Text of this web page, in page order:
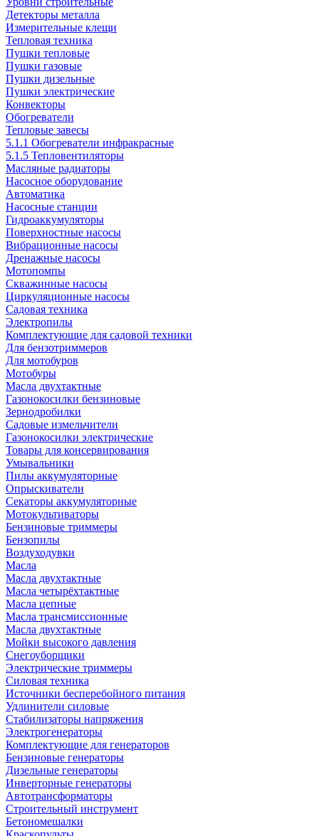
Детекторы металла
Измерительные клещи
Тепловая техника
Пушки тепловые
Пушки газовые
Пушки дизельные
Пушки электрические
Конвекторы
Обогреватели
Тепловые завесы
5.1.1 Обогреватели инфракрасные
5.1.5 Тепловентиляторы
Масляные радиаторы
Насосное оборудование
Автоматика
Насосные станции
Гидроаккумуляторы
Поверхностные насосы
Вибрационные насосы
Дренажные насосы
Мотопомпы
Скважинные насосы
Циркуляционные насосы
Садовая техника
Электропилы
Комплектующие для садовой техники
Для бензотриммеров
Для мотобуров
Мотобуры
Масла двухтактные
Газонокосилки бензиновые
Зернодробилки
Садовые измельчители
Газонокосилки электрические
Товары для консервирования
Умывальники
Пилы аккумуляторные
Опрыскиватели
Секаторы аккумуляторные
Мотокультиваторы
Бензиновые триммеры
Бензопилы
Воздуходувки
Масла
Масла двухтактные
Масла четырёхтактные
Масла цепные
Масла трансмиссионные
Масла двухтактные
Мойки высокого давления
Снегоуборщики
Электрические триммеры
Силовая техника
Источники бесперебойного питания
Удлинители силовые
Стабилизаторы напряжения
Электрогенераторы
Комплектующие для генераторов
Бензиновые генераторы
Дизельные генераторы
Инверторные генераторы
Автотрансформаторы
Строительный инструмент
Бетономешалки